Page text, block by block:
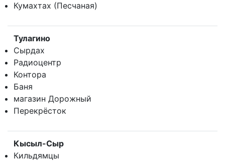
Кумахтах (Песчаная)
Тулагино
Сырдах
Радиоцентр
Контора
Баня
магазин Дорожный
Перекрёсток
Кысыл-Сыр
Кильдямцы